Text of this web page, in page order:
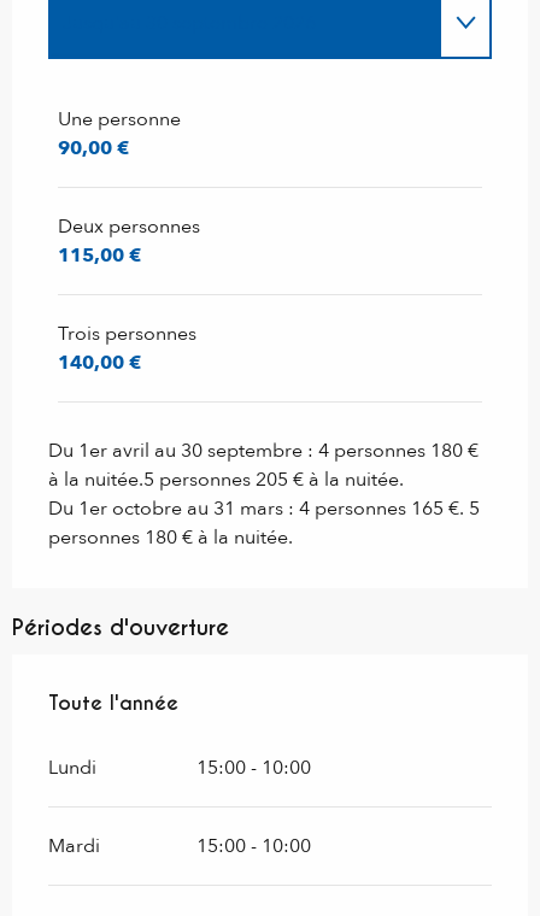
Une personne
90,00 €
Deux personnes
115,00 €
Trois personnes
140,00 €
Du 1er avril au 30 septembre : 4 personnes 180 €
à la nuitée.5 personnes 205 € à la nuitée.
Du 1er octobre au 31 mars : 4 personnes 165 €. 5
personnes 180 € à la nuitée.
Périodes d'ouverture
Toute l'année
Toute l'année
Lundi 15:00 - 10:00
Mardi 15:00 - 10:00